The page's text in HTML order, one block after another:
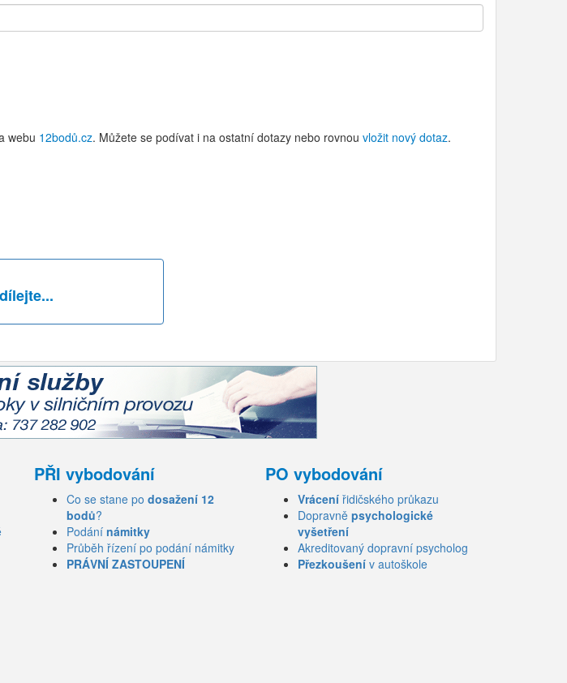
webu 12bodů.cz. Můžete se podívat i na ostatní dotazy nebo rovnou vložit nový dotaz.
PŘI vybodování
Co se stane po dosažení 12
bodů?
Podání námitky
Průběh řízení po podání námitky
PRÁVNÍ ZASTOUPENÍ
PO vybodování
Vrácení řidičského průkazu
Dopravně psychologické
vyšetření
Akreditovaný dopravní psycholog
Přezkoušení v autoškole